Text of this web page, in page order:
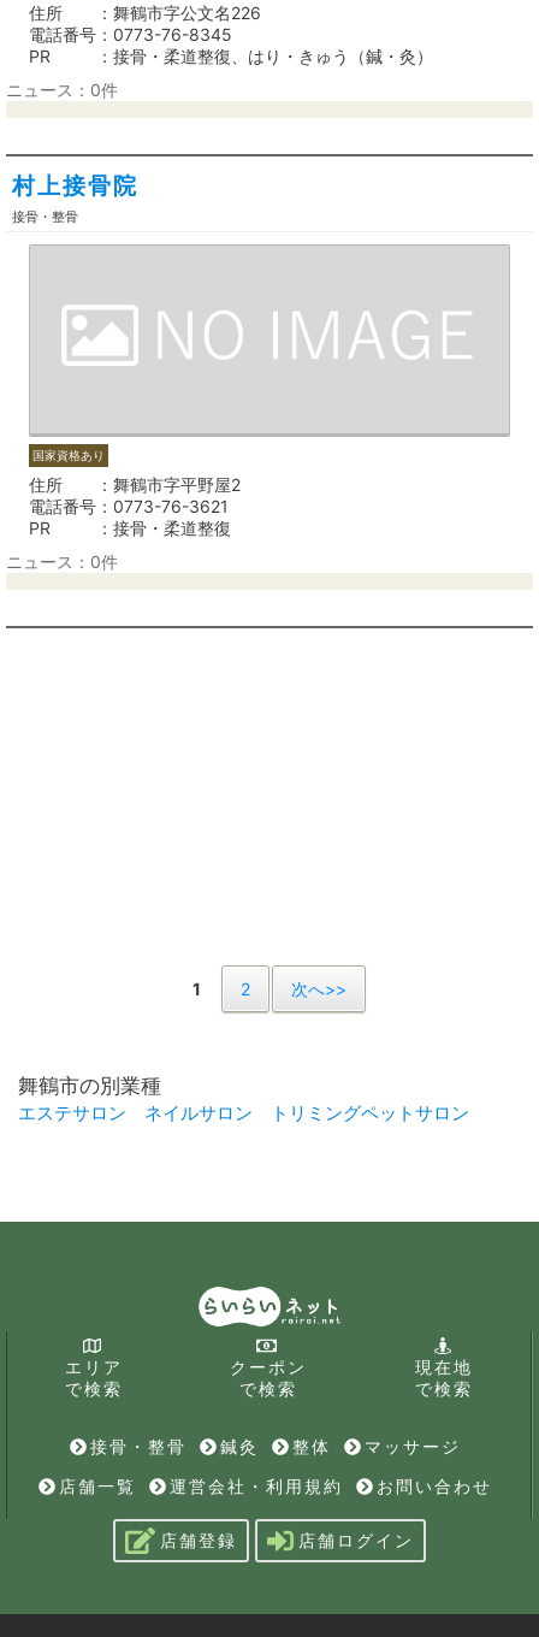
住所
舞鶴市字公文名226
電話番号
0773-76-8345
PR
接骨・柔道整復、はり・きゅう（鍼・灸）
ニュース：0件
村上接骨院
接骨・整骨
国家資格あり
住所
舞鶴市字平野屋2
電話番号
0773-76-3621
PR
接骨・柔道整復
ニュース：0件
1 2 次へ>>
舞鶴市の別業種
エステサロン ネイルサロン トリミングペットサロン
エリア
で検索
クーポン
で検索
現在地
で検索
接骨・整骨 鍼灸 整体
マッサージ
店舗一覧
運営会社・利用規約 お問い合わせ
店舗登録 店舗ログイン